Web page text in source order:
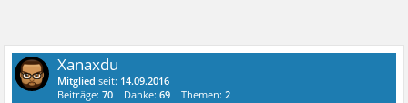
Xanaxdu
Mitglied seit: 14.09.2016
Beiträge:70 Danke:69 Themen:2